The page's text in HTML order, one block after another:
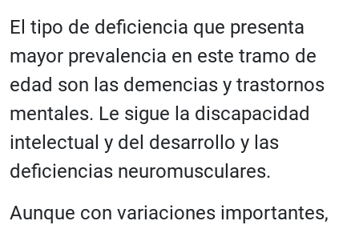
El tipo de deficiencia que presenta
mayor prevalencia en este tramo de
edad son las demencias y trastornos
mentales. Le sigue la discapacidad
intelectual y del desarrollo y las
deficiencias neuromusculares.
Aunque con variaciones importantes,